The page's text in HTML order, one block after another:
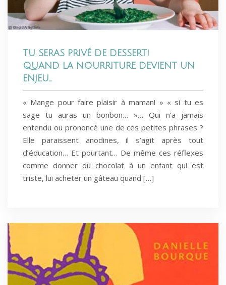
TU SERAS PRIVÉ DE DESSERT!
QUAND LA NOURRITURE DEVIENT UN
ENJEU…
« Mange pour faire plaisir à maman! » « si tu es
sage tu auras un bonbon… »… Qui n’a jamais
entendu ou prononcé une de ces petites phrases ?
Elle paraissent anodines, il s’agit après tout
d’éducation… Et pourtant… De même ces réflexes
comme donner du chocolat à un enfant qui est
triste, lui acheter un gâteau quand […]